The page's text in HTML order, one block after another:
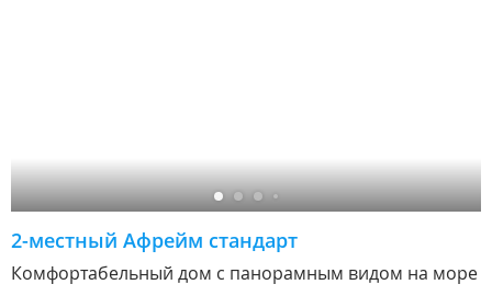
2-местный Афрейм стандарт
Комфортабельный дом с панорамным видом на море